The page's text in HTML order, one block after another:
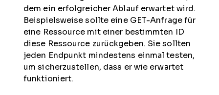
dem ein erfolgreicher Ablauf erwartet wird.
Beispielsweise sollte eine GET-Anfrage für
eine Ressource mit einer bestimmten ID
diese Ressource zurückgeben. Sie sollten
jeden Endpunkt mindestens einmal testen,
um sicherzustellen, dass er wie erwartet
funktioniert.